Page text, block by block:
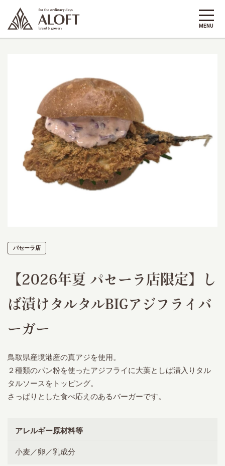
パセーラ店
【2026年夏 パセーラ店限定】し
ば漬けタルタルBIGアジフライバ
ーガー
鳥取県産境港産の真アジを使用。
２種類のパン粉を使ったアジフライに大葉としば漬入りタル
タルソースをトッピング。
さっぱりとした食べ応えのあるバーガーです。
アレルギー原材料等
小麦／卵／乳成分